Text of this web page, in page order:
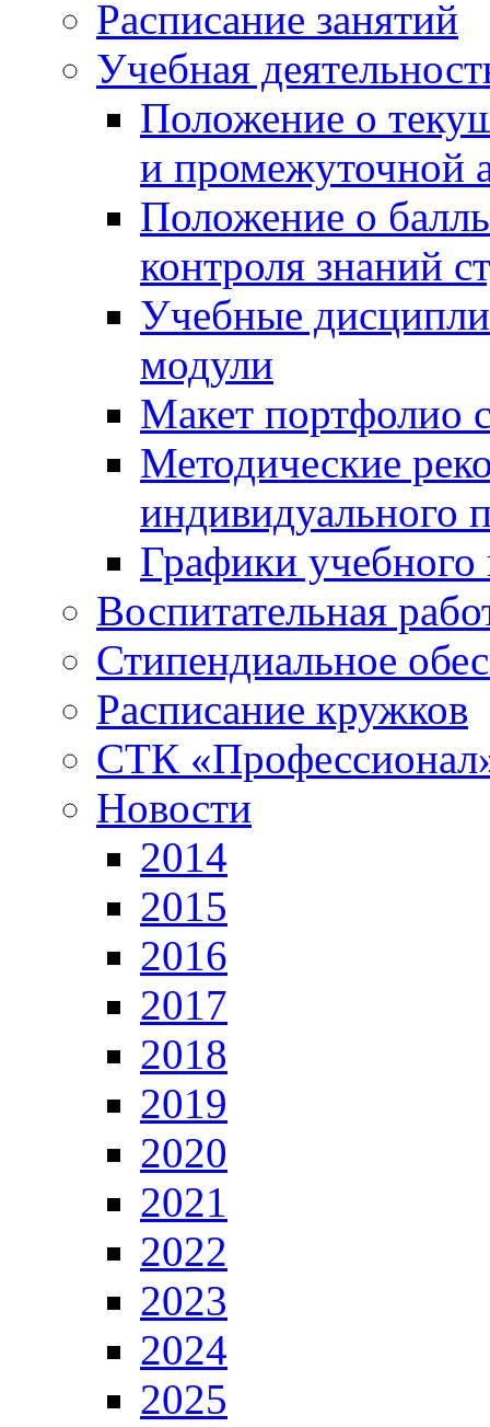
Расписание занятий
Учебная
Положение о
и промежуточной
Положение о
контроля знаний
Учебные
модули
Макет портфолио
Методические
индивидуального
Графики учебного
Воспитательная
Стипендиальное
Расписание кружков
СТК
Новости
2014
2015
2016
2017
2018
2019
2020
2021
2022
2023
2024
2025